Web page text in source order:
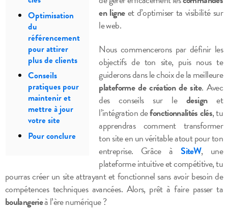
Optimisation
du
référencement
pour attirer
plus de clients
Conseils
pratiques pour
maintenir et
mettre à jour
votre site
Pour conclure
en ligneet d’optimiser ta visibilité sur
le web.
Nous commencerons par définir les
objectifs de ton site, puis nous te
guiderons dans le choix de la meilleure
plateforme de création de site. Avec
des conseils sur ledesignet
l’intégration defonctionnalités clés, tu
apprendras comment transformer
ton site en un véritable atout pour ton
entreprise. Grâce àSiteW, une
plateforme intuitive et compétitive, tu
pourras créer un site attrayant et fonctionnel sans avoir besoin de
compétences techniques avancées. Alors, prêt à faire passer ta
boulangerieà l’ère numérique ?